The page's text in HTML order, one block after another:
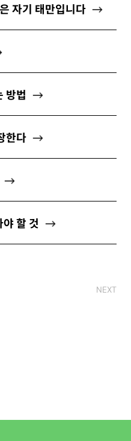
찾도록 도와주는
레터로 만나보세요.
합니다.
자기 태만입니다
방법
한다
할 것
NEXT